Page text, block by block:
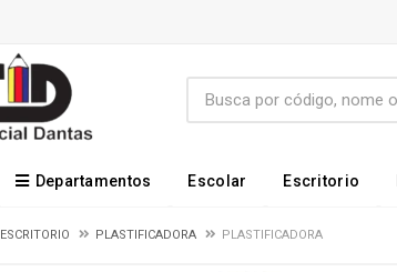
Departamentos Escolar Escritorio
ESCRITORIO PLASTIFICADORA PLASTIFICADORA